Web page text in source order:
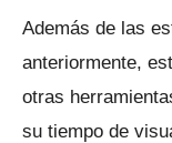
Además de las
anteriormente,
otras
su tiempo de